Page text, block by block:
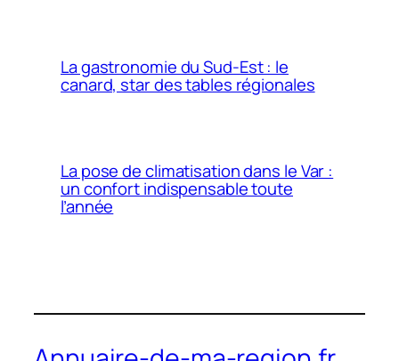
La gastronomie du Sud-Est : le
canard, star des tables régionales
La pose de climatisation dans le Var :
un confort indispensable toute
l’année